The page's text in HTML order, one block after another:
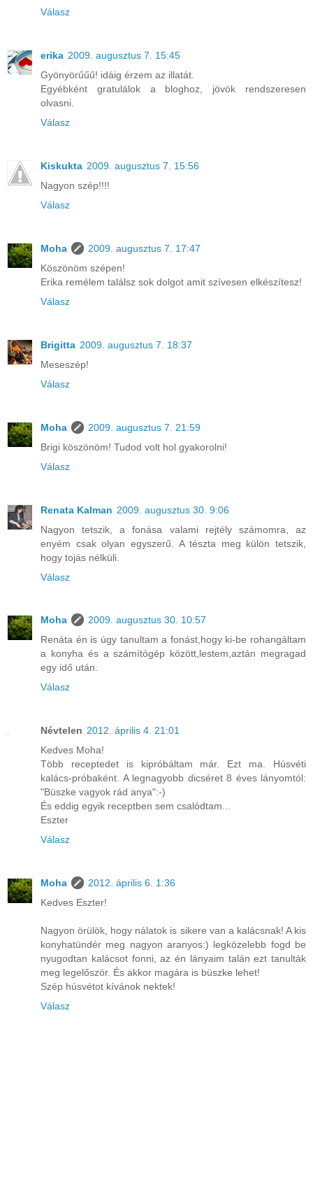
Válasz
erika 2009. augusztus 7. 15:45
Gyönyörűűű! idáig érzem az illatát.
Egyébként gratulálok a bloghoz, jövök rendszeresen
olvasni.
Válasz
Kiskukta 2009. augusztus 7. 15:56
Nagyon szép!!!!
Válasz
Moha
2009. augusztus 7. 17:47
Köszönöm szépen!
Erika remélem találsz sok dolgot amit szívesen elkészítesz!
Válasz
Brigitta 2009. augusztus 7. 18:37
Meseszép!
Válasz
Moha
2009. augusztus 7. 21:59
Brigi köszönöm! Tudod volt hol gyakorolni!
Válasz
Renata Kalman 2009. augusztus 30. 9:06
Nagyon tetszik, a fonása valami rejtély számomra, az
enyém csak olyan egyszerű. A tészta meg külön tetszik,
hogy tojás nélküli.
Válasz
Moha
2009. augusztus 30. 10:57
Renáta én is úgy tanultam a fonást,hogy ki-be rohangáltam
a konyha és a számítógép között,lestem,aztán megragad
egy idő után.
Válasz
Névtelen 2012. április 4. 21:01
Kedves Moha!
Több receptedet is kipróbáltam már. Ezt ma. Húsvéti
kalács-próbaként. A legnagyobb dicséret 8 éves lányomtól:
"Büszke vagyok rád anya":-)
És eddig egyik receptben sem csalódtam...
Eszter
Válasz
Moha
2012. április 6. 1:36
Kedves Eszter!
Nagyon örülök, hogy nálatok is sikere van a kalácsnak! A kis
konyhatündér meg nagyon aranyos:) legközelebb fogd be
nyugodtan kalácsot fonni, az én lányaim talán ezt tanulták
meg legelőször. És akkor magára is büszke lehet!
Szép húsvétot kívánok nektek!
Válasz